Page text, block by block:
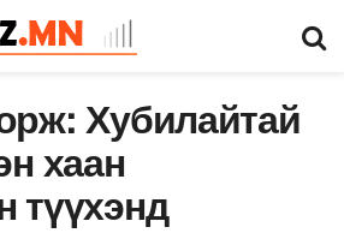
Хубилайтай
хаан
түүхэнд